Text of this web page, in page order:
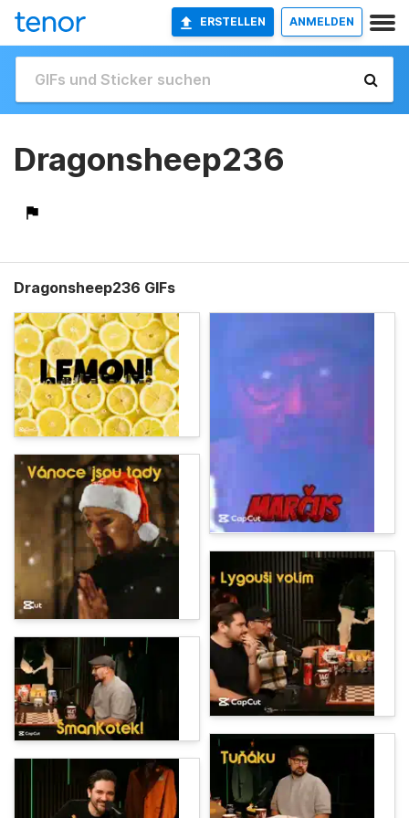
ERSTELLEN ANMELDEN
Dragonsheep236
Dragonsheep236 GIFs